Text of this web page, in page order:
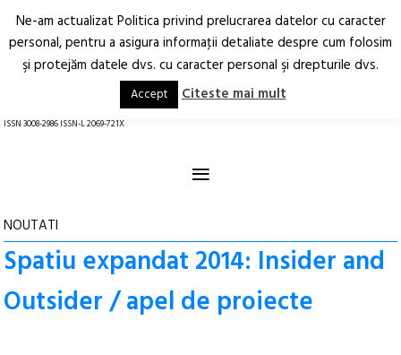
Arhitectură.
Oraș.
RO EN
ISSN 3008-2986 ISSN-L 2069-721X
≡
NOUTATI
Spatiu expandat 2014: Insider and
Outsider / apel de proiecte
Ne-am actualizat Politica privind prelucrarea datelor cu caracter
personal, pentru a asigura informaţii detaliate despre cum folosim
şi protejăm datele dvs. cu caracter personal şi drepturile dvs.
Accept Citeste mai mult